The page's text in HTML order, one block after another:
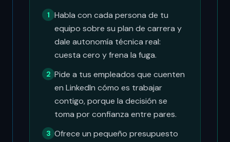
1 Habla con cada persona de tu
equipo sobre su plan de carrera y
dale autonomía técnica real:
cuesta cero y frena la fuga.
2 Pide a tus empleados que cuenten
en LinkedIn cómo es trabajar
contigo, porque la decisión se
toma por confianza entre pares.
3 Ofrece un pequeño presupuesto